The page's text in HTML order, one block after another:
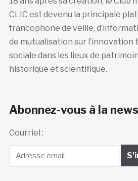
CLIC est devenu la principale
francophone de veille,
de mutualisation sur
sociale dans les lieux de
historique et scientifique.
Abonnez-vous à la
Courriel :